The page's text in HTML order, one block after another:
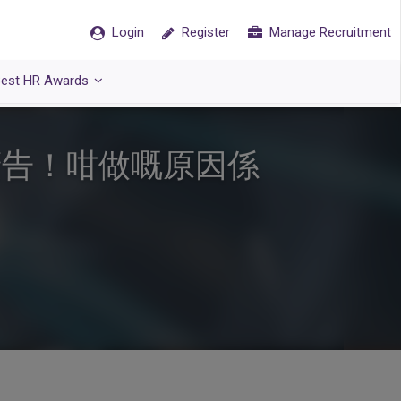
Login Register Manage Recruitment
HR Awards
！咁做嘅原因係